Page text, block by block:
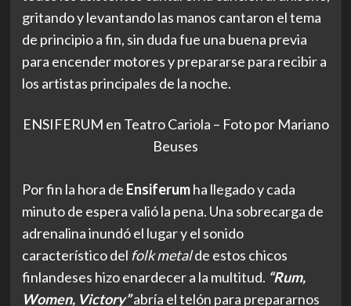
gritando y levantando las manos cantaron el tema
de principio a fin, sin duda fue una buena previa
para encender motores y prepararse para recibir a
los artistas principales de la noche.
ENSIFERUM en Teatro Cariola – Foto por Mariano
Beuses
Por fin la hora de Ensiferumha llegado y cada
minuto de espera valió la pena. Una sobrecarga de
adrenalina inundó el lugar y el sonido
característico del folk metalde estos chicos
finlandeses hizo enardecer a la multitud. “Rum,
Women, Victory”abría el telón para prepararnos